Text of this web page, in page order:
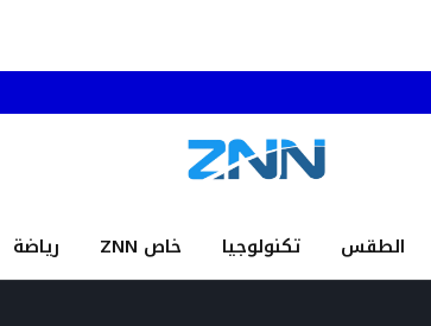
الطقس تكنولوجيا خاص ZNN رياضة